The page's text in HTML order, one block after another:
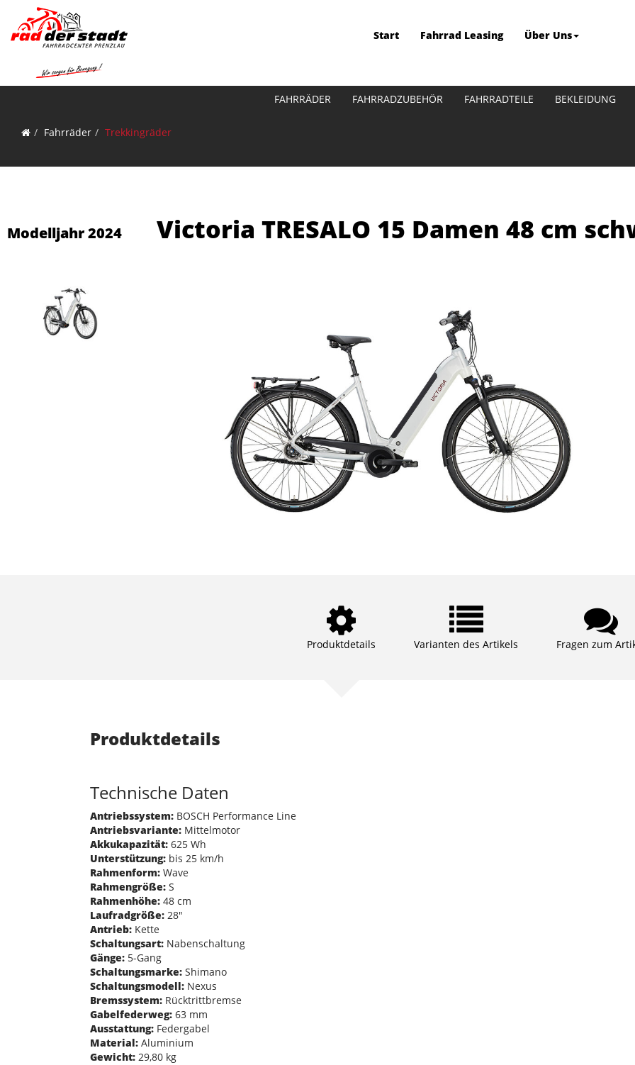
Start Fahrrad Leasing Über Uns
FAHRRÄDER FAHRRADZUBEHÖR FAHRRADTEILE BEKLEIDUNG
Fahrräder Trekkingräder
Modelljahr 2024 Victoria TRESALO 15 Damen 48 cm
Produktdetails Varianten des Artikels Fragen zum
Produktdetails
Technische Daten
Antriebssystem: BOSCH Performance Line
Antriebsvariante: Mittelmotor
Akkukapazität: 625 Wh
Unterstützung: bis 25 km/h
Rahmenform: Wave
Rahmengröße: S
Rahmenhöhe: 48 cm
Laufradgröße: 28"
Antrieb: Kette
Schaltungsart: Nabenschaltung
Gänge: 5-Gang
Schaltungsmarke: Shimano
Schaltungsmodell: Nexus
Bremssystem: Rücktrittbremse
Gabelfederweg: 63 mm
Ausstattung: Federgabel
Material: Aluminium
Gewicht: 29,80 kg